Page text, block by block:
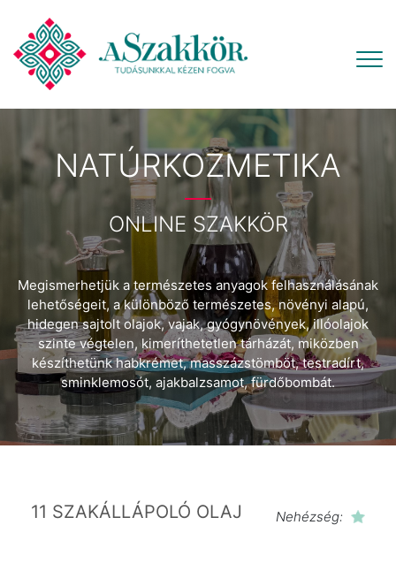
NATÚRKOZMETIKA
ONLINE SZAKKÖR
Megismerhetjük a természetes anyagok felhasználásának
lehetőségeit, a különböző természetes, növényi alapú,
hidegen sajtolt olajok, vajak, gyógynövények, illóolajok
szinte végtelen, kimeríthetetlen tárházát, miközben
készíthetünk habkrémet, masszázstömböt, testradírt,
sminklemosót, ajakbalzsamot, fürdőbombát.
11 SZAKÁLLÁPOLÓ OLAJ Nehézség: